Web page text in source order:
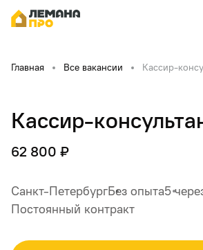
Главная Все вакансии Кассир-
Кассир-
62 800 ₽
Санкт-ПетербургБез опыта5
Постоянный контракт